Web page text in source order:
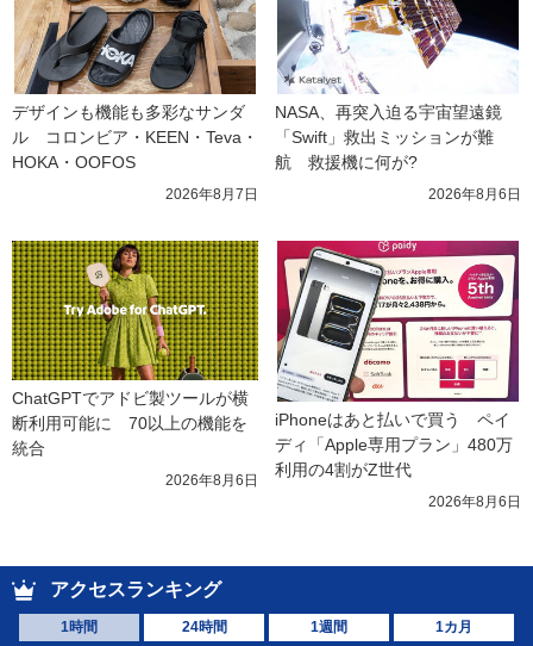
デザインも機能も多彩なサンダ
ル　コロンビア・KEEN・Teva・
HOKA・OOFOS
2026年8月7日
NASA、再突入迫る宇宙望遠鏡
「Swift」救出ミッションが難
航　救援機に何が?
2026年8月6日
ChatGPTでアドビ製ツールが横
断利用可能に　70以上の機能を
統合
2026年8月6日
iPhoneはあと払いで買う　ペイ
ディ「Apple専用プラン」480万
利用の4割がZ世代
2026年8月6日
アクセスランキング
1時間 24時間 1週間 1カ月